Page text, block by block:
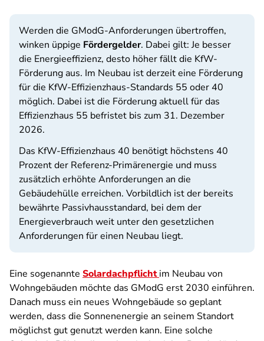
Werden die GModG-Anforderungen übertroffen,
winken üppige Fördergelder. Dabei gilt: Je besser
die Energieeffizienz, desto höher fällt die KfW-
Förderung aus. Im Neubau ist derzeit eine Förderung
für die KfW-Effizienzhaus-Standards 55 oder 40
möglich. Dabei ist die Förderung aktuell für das
Effizienzhaus 55 befristet bis zum 31. Dezember
2026.
Das KfW-Effizienzhaus 40 benötigt höchstens 40
Prozent der Referenz-Primärenergie und muss
zusätzlich erhöhte Anforderungen an die
Gebäudehülle erreichen. Vorbildlich ist der bereits
bewährte Passivhausstandard, bei dem der
Energieverbrauch weit unter den gesetzlichen
Anforderungen für einen Neubau liegt.
Eine sogenannte Solardachpflichtim Neubau von
Wohngebäuden möchte das GModG erst 2030 einführen.
Danach muss ein neues Wohngebäude so geplant
werden, dass die Sonnenenergie an seinem Standort
möglichstgut genutzt werden kann. Eine solche